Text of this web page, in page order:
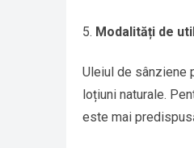
Modalități de
Uleiul de sânziene
loțiuni naturale.
este mai